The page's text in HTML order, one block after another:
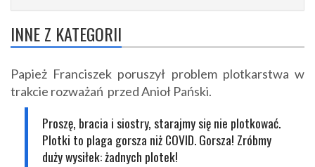
INNE Z KATEGORII
Papież Franciszek poruszył problem plotkarstwa w
trakcie rozważań przed Anioł Pański.
Proszę, bracia i siostry, starajmy się nie plotkować.
Plotki to plaga gorsza niż COVID. Gorsza! Zróbmy
duży wysiłek: żadnych plotek!